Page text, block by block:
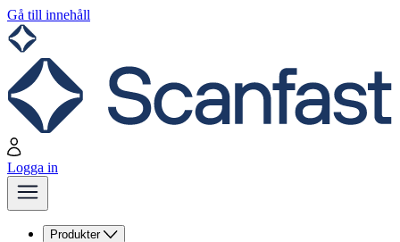
Gå till innehåll
Logga in
Produkter